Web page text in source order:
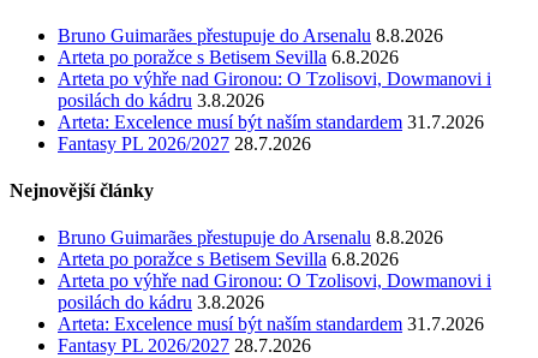
Bruno Guimarães přestupuje do Arsenalu 8.8.2026
Arteta po poražce s Betisem Sevilla 6.8.2026
Arteta po výhře nad Gironou: O Tzolisovi, Dowmanovi i
posilách do kádru 3.8.2026
Arteta: Excelence musí být naším standardem 31.7.2026
Fantasy PL 2026/2027 28.7.2026
Nejnovější články
Bruno Guimarães přestupuje do Arsenalu 8.8.2026
Arteta po poražce s Betisem Sevilla 6.8.2026
Arteta po výhře nad Gironou: O Tzolisovi, Dowmanovi i
posilách do kádru 3.8.2026
Arteta: Excelence musí být naším standardem 31.7.2026
Fantasy PL 2026/2027 28.7.2026